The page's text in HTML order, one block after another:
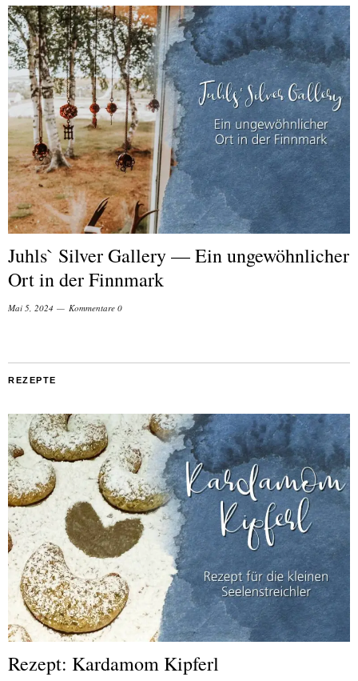
Juhls` Silver Gallery — Ein ungewöhnlicher
Ort in der Finnmark
Mai 5, 2024 Kommentare 0
REZEPTE
Rezept: Kardamom Kipferl